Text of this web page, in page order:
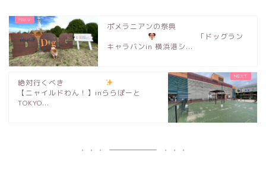
ポメラニアンの祭典
「ドッグラン
キャラバンin 横浜港シ...
絶対行くべき
【ニャイルドわん！】inららぽーと
TOKYO...